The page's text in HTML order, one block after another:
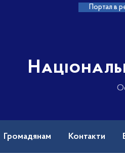
Портал в
Громадянам Контакти